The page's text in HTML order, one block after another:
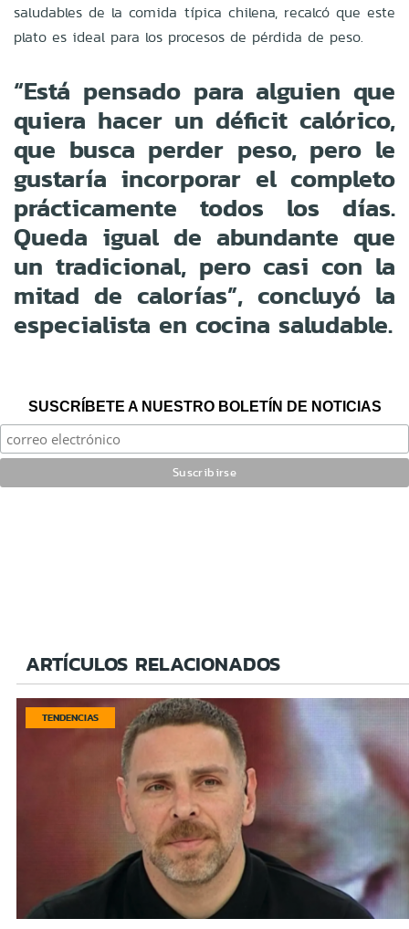
saludables de la comida típica chilena, recalcó que este
plato es ideal para los procesos de pérdida de peso.
“Está pensado para alguien que
quiera hacer un déficit calórico,
que busca perder peso, pero le
gustaría incorporar el completo
prácticamente todos los días.
Queda igual de abundante que
un tradicional, pero casi con la
mitad de calorías”, concluyó la
especialista en cocina saludable.
SUSCRÍBETE A NUESTRO BOLETÍN DE NOTICIAS
ARTÍCULOS RELACIONADOS
TENDENCIAS